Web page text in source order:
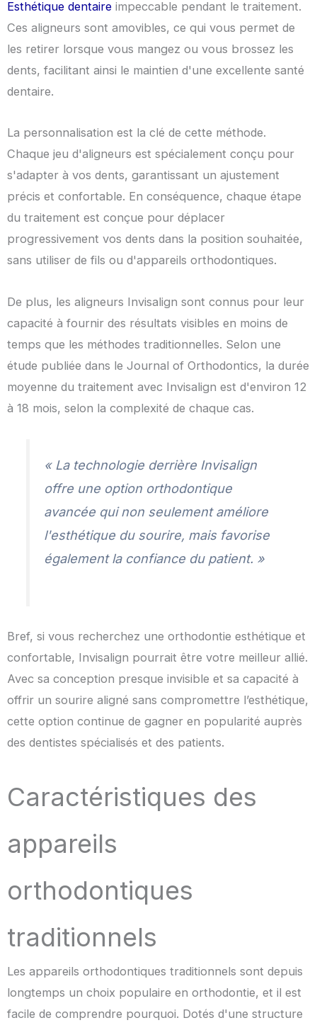
Esthétique dentaire impeccable pendant le traitement.
Ces aligneurs sont amovibles, ce qui vous permet de
les retirer lorsque vous mangez ou vous brossez les
dents, facilitant ainsi le maintien d'une excellente santé
dentaire.
La personnalisation est la clé de cette méthode.
Chaque jeu d'aligneurs est spécialement conçu pour
s'adapter à vos dents, garantissant un ajustement
précis et confortable. En conséquence, chaque étape
du traitement est conçue pour déplacer
progressivement vos dents dans la position souhaitée,
sans utiliser de fils ou d'appareils orthodontiques.
De plus, les aligneurs Invisalign sont connus pour leur
capacité à fournir des résultats visibles en moins de
temps que les méthodes traditionnelles. Selon une
étude publiée dans le Journal of Orthodontics, la durée
moyenne du traitement avec Invisalign est d'environ 12
à 18 mois, selon la complexité de chaque cas.
« La technologie derrière Invisalign
offre une option orthodontique
avancée qui non seulement améliore
l'esthétique du sourire, mais favorise
également la confiance du patient. »
Bref, si vous recherchez une orthodontie esthétique et
confortable, Invisalign pourrait être votre meilleur allié.
Avec sa conception presque invisible et sa capacité à
offrir un sourire aligné sans compromettre l’esthétique,
cette option continue de gagner en popularité auprès
des dentistes spécialisés et des patients.
Caractéristiques des
appareils
orthodontiques
traditionnels
Les appareils orthodontiques traditionnels sont depuis
longtemps un choix populaire en orthodontie, et il est
facile de comprendre pourquoi. Dotés d'une structure